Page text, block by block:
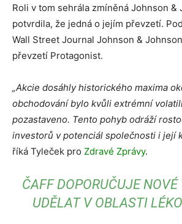
Roli v tom sehrála zmíněná Johnson &
potvrdila, že jedná o jejím převzetí.
Wall Street Journal Johnson &
převzetí Protagonist.
„Akcie dosáhly historického maxima
obchodování bylo kvůli extrémní
pozastaveno. Tento pohyb odráží
investorů v potenciál společnosti i její
říká Tyleček pro Zdravé Zprávy.
ČAFF DOPORUČUJE
UDĚLAT V OBLASTI